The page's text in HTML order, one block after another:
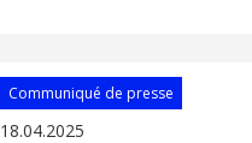
Communiqué de presse
18.04.2025